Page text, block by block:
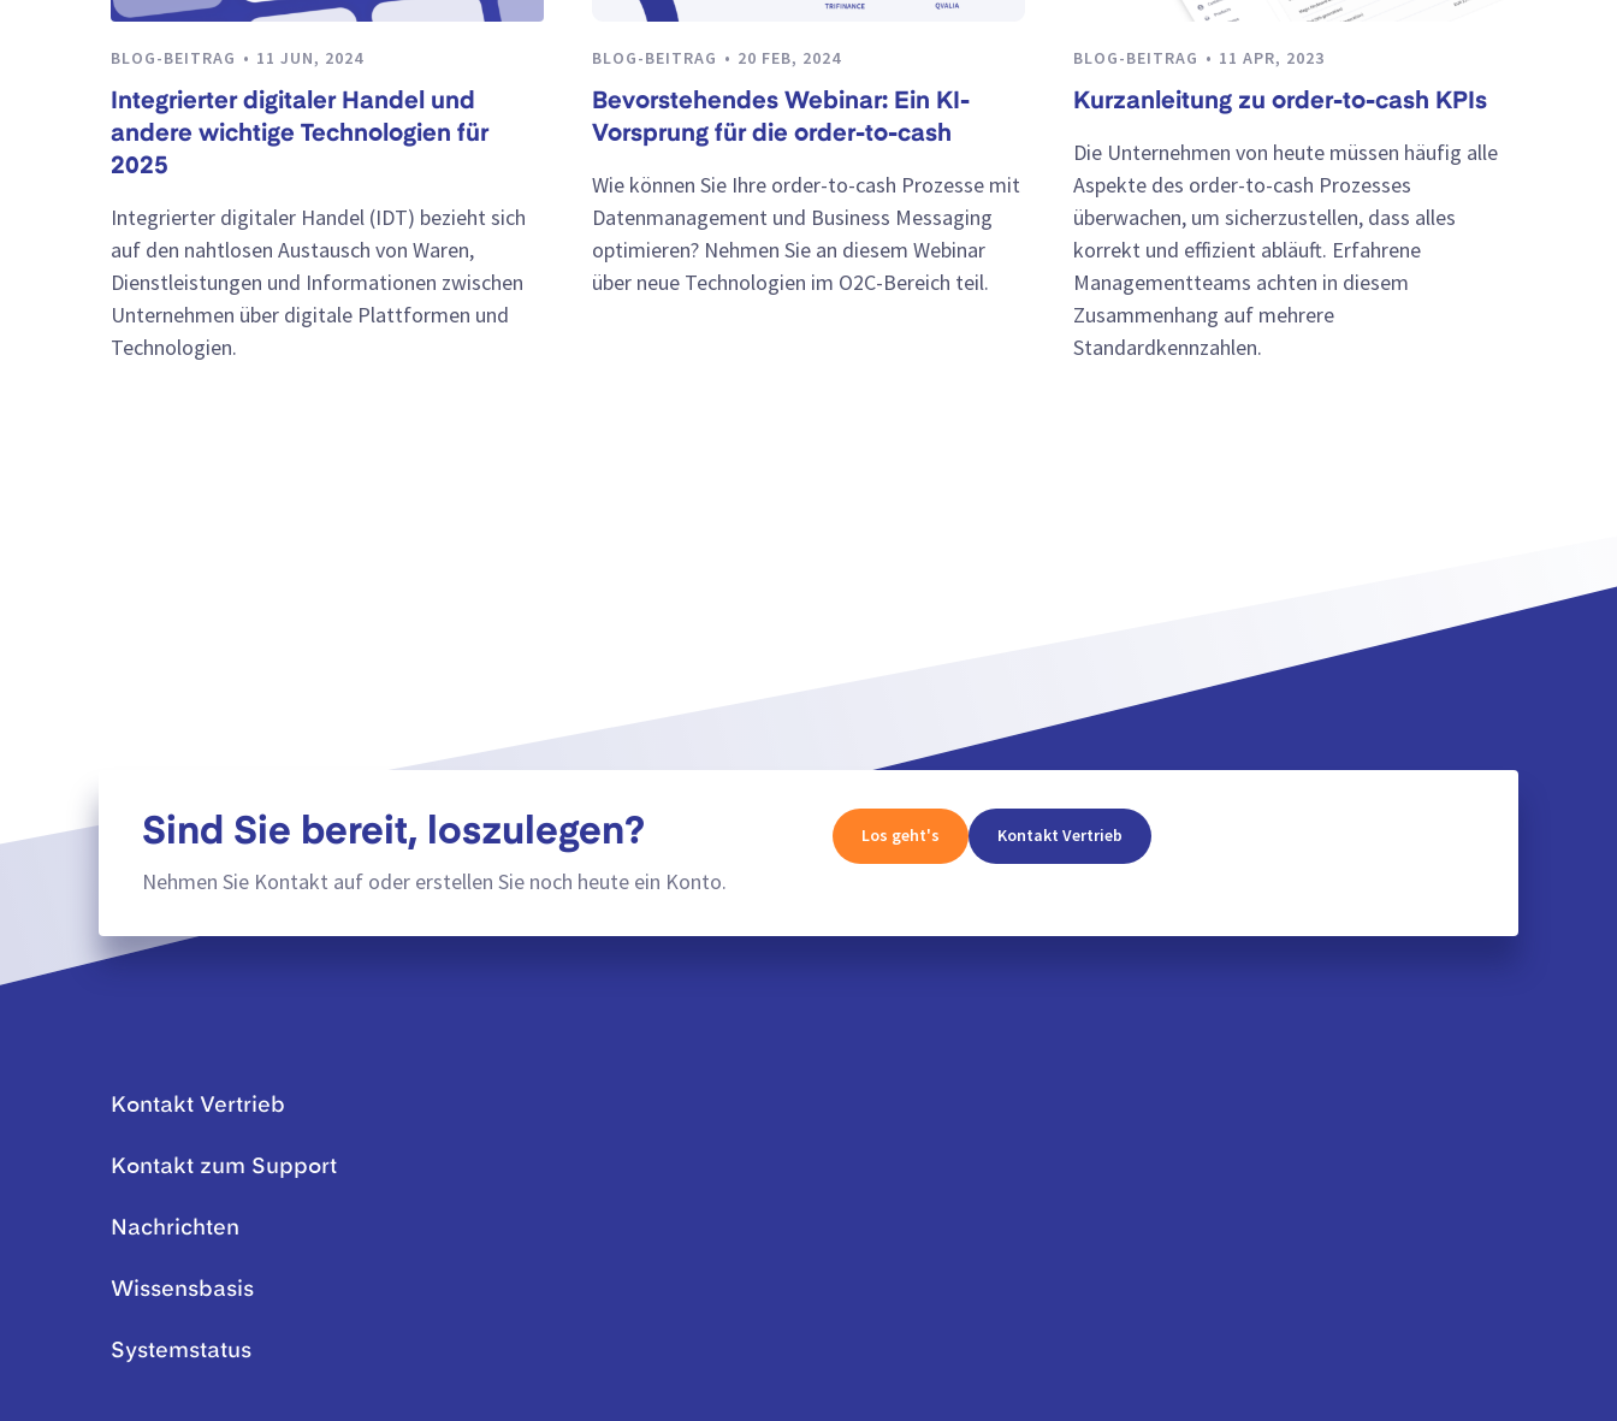
BLOG-BEITRAG 11 JUN, 2024
Integrierter digitaler Handel und
andere wichtige Technologien für
2025
Integrierter digitaler Handel (IDT) bezieht sich
auf den nahtlosen Austausch von Waren,
Dienstleistungen und Informationen zwischen
Unternehmen über digitale Plattformen und
Technologien.
BLOG-BEITRAG 20 FEB, 2024
Bevorstehendes Webinar: Ein KI-
Vorsprung für die order-to-cash
Wie können Sie Ihre order-to-cash Prozesse mit
Datenmanagement und Business Messaging
optimieren? Nehmen Sie an diesem Webinar
über neue Technologien im O2C-Bereich teil.
BLOG-BEITRAG 11 APR, 2023
Kurzanleitung zu order-to-cash KPIs
Die Unternehmen von heute müssen häufig alle
Aspekte des order-to-cash Prozesses
überwachen, um sicherzustellen, dass alles
korrekt und effizient abläuft. Erfahrene
Managementteams achten in diesem
Zusammenhang auf mehrere
Standardkennzahlen.
Sind Sie bereit, loszulegen?
Nehmen Sie Kontakt auf oder erstellen Sie noch heute ein Konto.
Los geht's Kontakt Vertrieb
Kontakt Vertrieb
Kontakt zum Support
Nachrichten
Wissensbasis
Systemstatus